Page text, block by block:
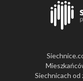
Siechnicach od